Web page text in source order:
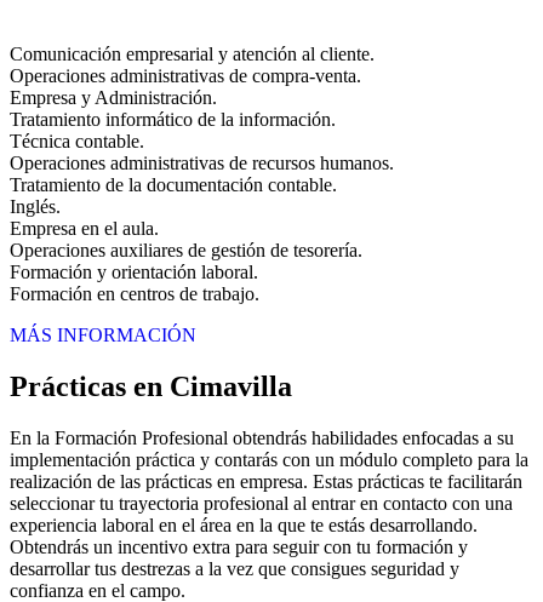
Comunicación empresarial y atención al cliente.
Operaciones administrativas de compra-venta.
Empresa y Administración.
Tratamiento informático de la información.
Técnica contable.
Operaciones administrativas de recursos humanos.
Tratamiento de la documentación contable.
Inglés.
Empresa en el aula.
Operaciones auxiliares de gestión de tesorería.
Formación y orientación laboral.
Formación en centros de trabajo.
MÁS INFORMACIÓN
Prácticas en Cimavilla
En la Formación Profesional obtendrás habilidades enfocadas a su
implementación práctica y contarás con un módulo completo para la
realización de las prácticas en empresa. Estas prácticas te facilitarán
seleccionar tu trayectoria profesional al entrar en contacto con una
experiencia laboral en el área en la que te estás desarrollando.
Obtendrás un incentivo extra para seguir con tu formación y
desarrollar tus destrezas a la vez que consigues seguridad y
confianza en el campo.